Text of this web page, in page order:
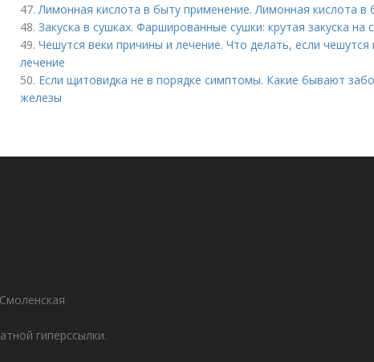
47.Лимонная кислота в быту применение. Лимонная кислота в
48. Закуска в сушках. Фаршированные сушки: крутая закуска на
49. Чешутся веки причины и лечение. Что делать, если чешутся
лечение
50. Если щитовидка не в порядке симптомы. Какие бывают
железы
гиперссылки.